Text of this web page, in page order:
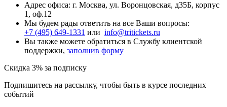
Адрес офиса: г. Москва, ул. Воронцовская, д35Б, корпус
1, оф.12
Мы будем рады ответить на все Ваши вопросы:
+7 (495) 649-1331 или info@tritickets.ru
Вы также можете обратиться в Службу клиентской
поддержки, заполнив форму
Скидка 3% за подписку
Подпишитесь на рассылку, чтобы быть в курсе последних
событий